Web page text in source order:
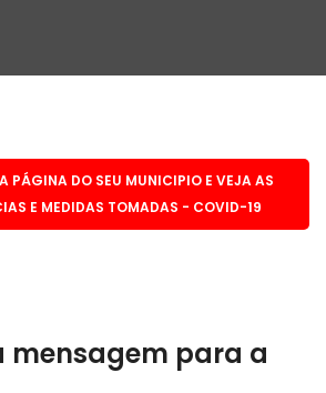
PÁGINA DO SEU MUNICIPIO E VEJA AS
E MEDIDAS TOMADAS - COVID-19
mensagem para a